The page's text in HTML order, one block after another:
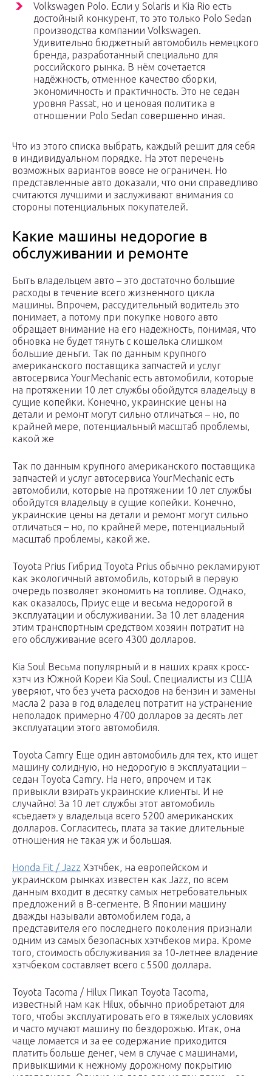
Volkswagen Polo. Если у Solaris и Kia Rio есть
достойный конкурент, то это только Polo Sedan
производства компании Volkswagen.
Удивительно бюджетный автомобиль немецкого
бренда, разработанный специально для
российского рынка. В нём сочетается
надёжность, отменное качество сборки,
экономичность и практичность. Это не седан
уровня Passat, но и ценовая политика в
отношении Polo Sedan совершенно иная.
Что из этого списка выбрать, каждый решит для себя
в индивидуальном порядке. На этот перечень
возможных вариантов вовсе не ограничен. Но
представленные авто доказали, что они справедливо
считаются лучшими и заслуживают внимания со
стороны потенциальных покупателей.
Какие машины недорогие в
обслуживании и ремонте
Быть владельцем авто – это достаточно большие
расходы в течение всего жизненного цикла
машины. Впрочем, рассудительный водитель это
понимает, а потому при покупке нового авто
обращает внимание на его надежность, понимая, что
обновка не будет тянуть с кошелька слишком
большие деньги. Так по данным крупного
американского поставщика запчастей и услуг
автосервиса YourMechanic есть автомобили, которые
на протяжении 10 лет службы обойдутся владельцу в
сущие копейки. Конечно, украинские цены на
детали и ремонт могут сильно отличаться – но, по
крайней мере, потенциальный масштаб проблемы,
какой же
Так по данным крупного американского поставщика
запчастей и услуг автосервиса YourMechanic есть
автомобили, которые на протяжении 10 лет службы
обойдутся владельцу в сущие копейки. Конечно,
украинские цены на детали и ремонт могут сильно
отличаться – но, по крайней мере, потенциальный
масштаб проблемы, какой же.
Toyota Prius Гибрид Toyota Prius обычно рекламируют
как экологичный автомобиль, который в первую
очередь позволяет экономить на топливе. Однако,
как оказалось, Приус еще и весьма недорогой в
эксплуатации и обслуживании. За 10 лет владения
этим транспортным средством хозяин потратит на
его обслуживание всего 4300 долларов.
Кia Soul Весьма популярный и в наших краях кросс-
хэтч из Южной Кореи Kia Soul. Специалисты из США
уверяют, что без учета расходов на бензин и замены
масла 2 раза в год владелец потратит на устранение
неполадок примерно 4700 долларов за десять лет
эксплуатации этого автомобиля.
Тoyota Camry Еще один автомобиль для тех, кто ищет
машину солидную, но недорогую в эксплуатации –
седан Toyota Camry. На него, впрочем и так
привыкли взирать украинские клиенты. И не
случайно! За 10 лет службы этот автомобиль
«съедает» у владельца всего 5200 американских
долларов. Согласитесь, плата за такие длительные
отношения не такая уж и большая.
Honda Fit / Jazz Хэтчбек, на европейском и
украинском рынках известен как Jazz, по всем
данным входит в десятку самых нетребовательных
предложений в В-сегменте. В Японии машину
дважды называли автомобилем года, а
представителя его последнего поколения признали
одним из самых безопасных хэтчбеков мира. Кроме
того, стоимость обслуживания за 10-летнее владение
хэтчбеком составляет всего с 5500 доллара.
Toyota Tacoma / Hilux Пикап Toyota Tacoma,
известный нам как Hilux, обычно приобретают для
того, чтобы эксплуатировать его в тяжелых условиях
и часто мучают машину по бездорожью. Итак, она
чаще ломается и за ее содержание приходится
платить больше денег, чем в случае с машинами,
привыкшими к нежному дорожному покрытию